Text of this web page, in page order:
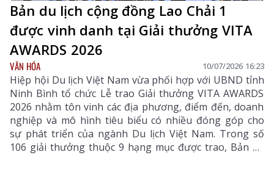
Bản du lịch cộng đồng Lao Chải 1
được vinh danh tại Giải thưởng VITA
AWARDS 2026
VĂN HÓA 10/07/2026 16:23
Hiệp hội Du lịch Việt Nam vừa phối hợp với UBND tỉnh
Ninh Bình tổ chức Lễ trao Giải thưởng VITA AWARDS
2026 nhằm tôn vinh các địa phương, điểm đến, doanh
nghiệp và mô hình tiêu biểu có nhiều đóng góp cho
sự phát triển của ngành Du lịch Việt Nam. Trong số
106 giải thưởng thuộc 9 hạng mục được trao, Bản du